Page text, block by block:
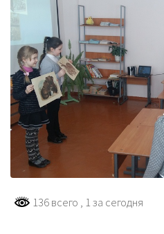
136 всего , 1 за сегодня